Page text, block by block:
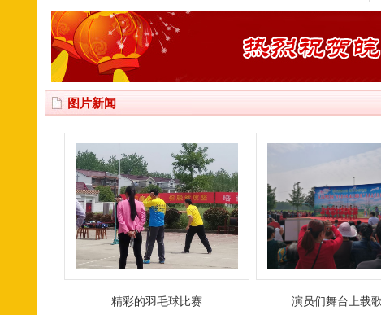
图片新闻
精彩的羽毛球比赛 演员们舞台上载